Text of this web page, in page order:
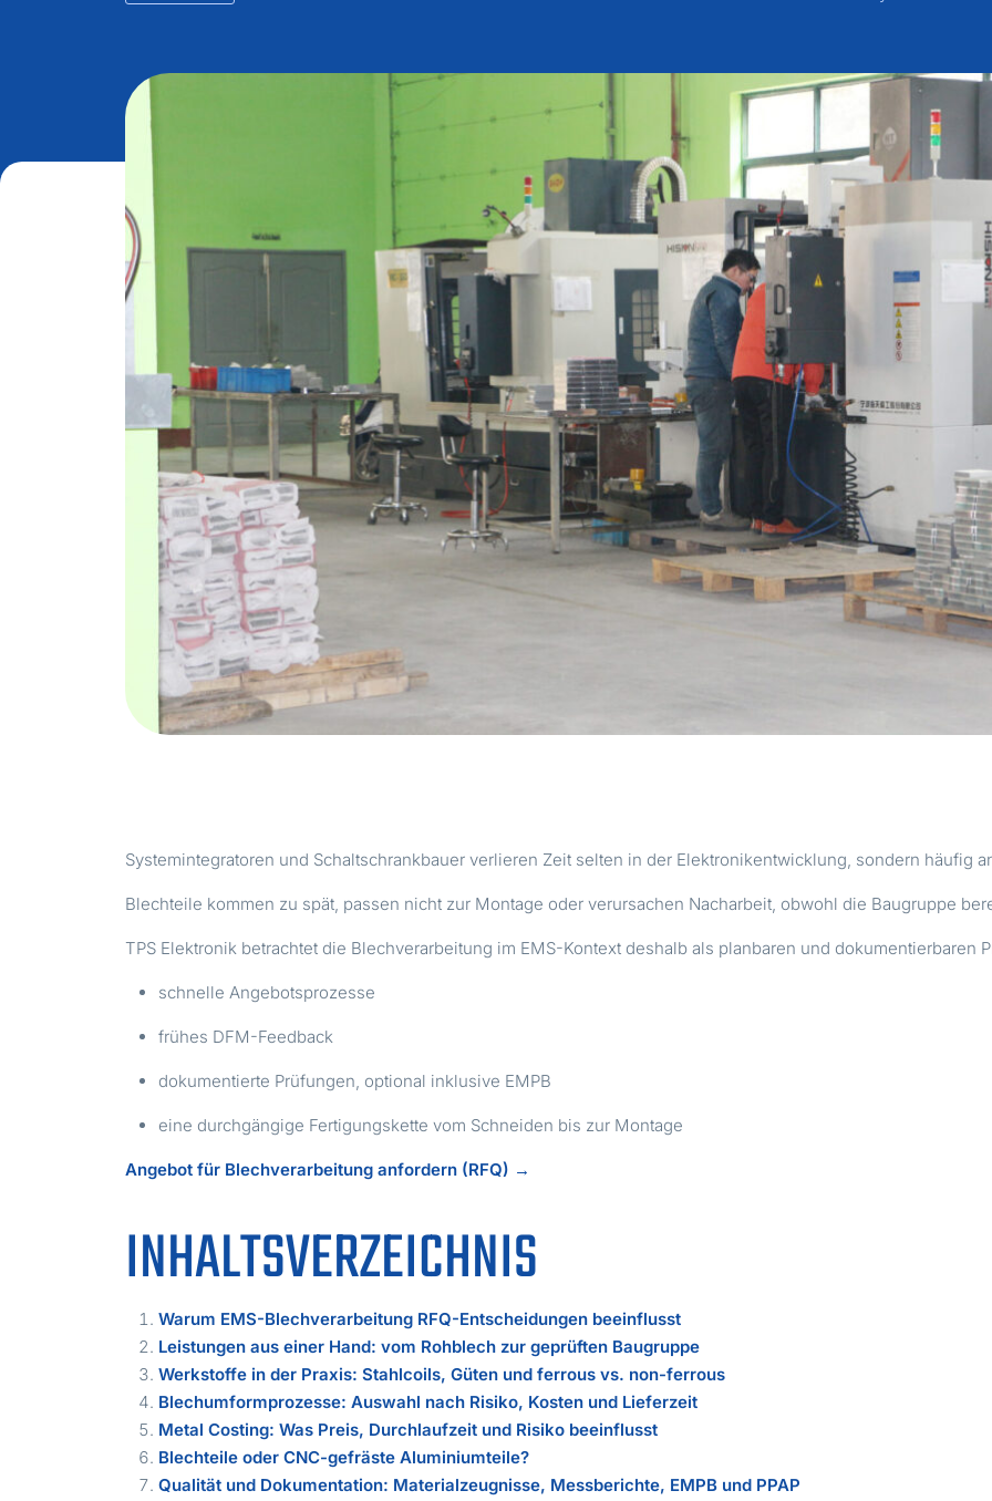
Systemintegratoren und Schaltschrankbauer verlieren Zeit selten in der Elektronikentwicklung, sondern häufig
Blechteile kommen zu spät, passen nicht zur Montage oder verursachen Nacharbeit, obwohl die Baugruppe
TPS Elektronik betrachtet die Blechverarbeitung im EMS-Kontext deshalb als planbaren und dokumentierbaren
schnelle Angebotsprozesse
frühes DFM-Feedback
dokumentierte Prüfungen, optional inklusive EMPB
eine durchgängige Fertigungskette vom Schneiden bis zur Montage
Angebot für Blechverarbeitung anfordern (RFQ) →
INHALTSVERZEICHNIS
Warum EMS-Blechverarbeitung RFQ-Entscheidungen beeinflusst
Leistungen aus einer Hand: vom Rohblech zur geprüften Baugruppe
Werkstoffe in der Praxis: Stahlcoils, Güten und ferrous vs. non-ferrous
Blechumformprozesse: Auswahl nach Risiko, Kosten und Lieferzeit
Metal Costing: Was Preis, Durchlaufzeit und Risiko beeinflusst
Blechteile oder CNC-gefräste Aluminiumteile?
Qualität und Dokumentation: Materialzeugnisse, Messberichte, EMPB und PPAP